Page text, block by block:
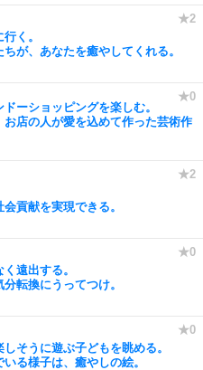
く。
が、あなたを癒やしてくれる。
ーショッピングを楽しむ。
お店の人が愛を込めて作った芸術作
貢献を実現できる。
遠出する。
転換にうってつけ。
そうに遊ぶ子どもを眺める。
る様子は、癒やしの絵。